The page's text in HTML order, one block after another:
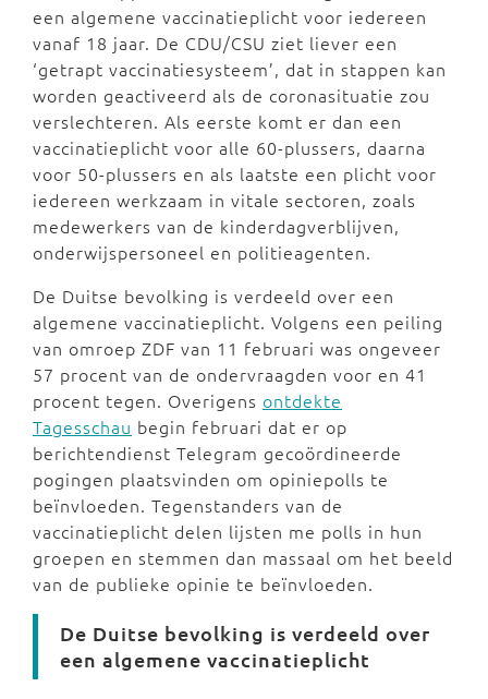
een algemene vaccinatieplicht voor iedereen
vanaf 18 jaar. De CDU/CSU ziet liever een
‘getrapt vaccinatiesysteem’, dat in stappen kan
worden geactiveerd als de coronasituatie zou
verslechteren. Als eerste komt er dan een
vaccinatieplicht voor alle 60-plussers, daarna
voor 50-plussers en als laatste een plicht voor
iedereen werkzaam in vitale sectoren, zoals
medewerkers van de kinderdagverblijven,
onderwijspersoneel en politieagenten.
De Duitse bevolking is verdeeld over een
algemene vaccinatieplicht. Volgens een peiling
van omroep ZDF van 11 februari was ongeveer
57 procent van de ondervraagden voor en 41
procent tegen. Overigens ontdekte
Tagesschau begin februari dat er op
berichtendienst Telegram gecoördineerde
pogingen plaatsvinden om opiniepolls te
beïnvloeden. Tegenstanders van de
vaccinatieplicht delen lijsten me polls in hun
groepen en stemmen dan massaal om het beeld
van de publieke opinie te beïnvloeden.
De Duitse bevolking is verdeeld over
een algemene vaccinatieplicht